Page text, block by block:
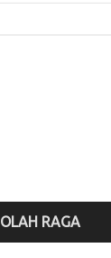
OLAH RAGA